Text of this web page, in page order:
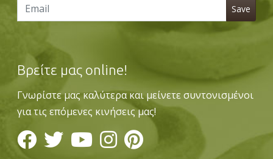
Βρείτε μας online!
Γνωρίστε μας καλύτερα και μείνετε συντονισμένοι
για τις επόμενες κινήσεις μας!